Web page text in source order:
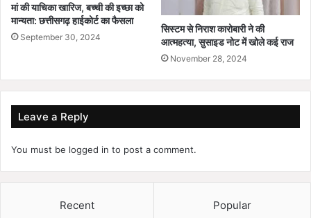
मां की याचिका खारिज, बच्ची की इच्छा को
मान्यता: छत्तीसगढ़ हाईकोर्ट का फैसला
September 30, 2024
सिस्टम से निराश कारोबारी ने की
आत्महत्या, सुसाइड नोट में खोले कई राज
November 28, 2024
Leave a Reply
You must be logged in to post a comment.
Recent Popular